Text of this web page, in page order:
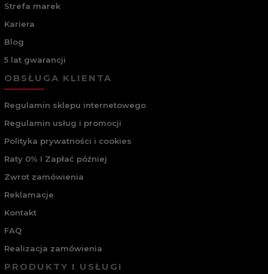
Strefa marek
Kariera
Blog
5 lat gwarancji
OBSŁUGA KLIENTA
Regulamin sklepu internetowego
Regulamin usług i promocji
Polityka prywatności i cookies
Raty 0% I Zapłać później
Zwrot zamówienia
Reklamacje
Kontakt
FAQ
Realizacja zamówienia
PRODUKTY I USŁUGI